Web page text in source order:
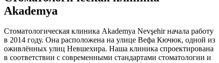
Akademya
Стоматологическая клиника Akademya Nevşehir начала работу
в 2014 году. Она расположена на улице Вефа Кючюк, одной из
оживлённых улиц Невшехира. Наша клиника спроектирована
в соответствии с современными стандартами стоматологии и